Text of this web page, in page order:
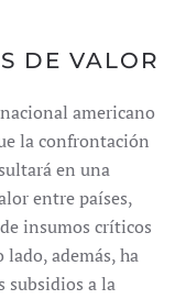
DE VALOR
americano
la confrontación
en una
entre países,
insumos críticos
además, ha
subsidios a la